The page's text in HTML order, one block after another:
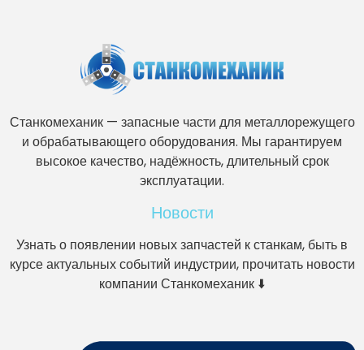
Станкомеханик — запасные части для металлорежущего
и обрабатывающего оборудования. Мы гарантируем
высокое качество, надёжность, длительный срок
эксплуатации.
Новости
Узнать о появлении новых запчастей к станкам, быть в
курсе актуальных событий индустрии, прочитать новости
компании Станкомеханик ⬇️